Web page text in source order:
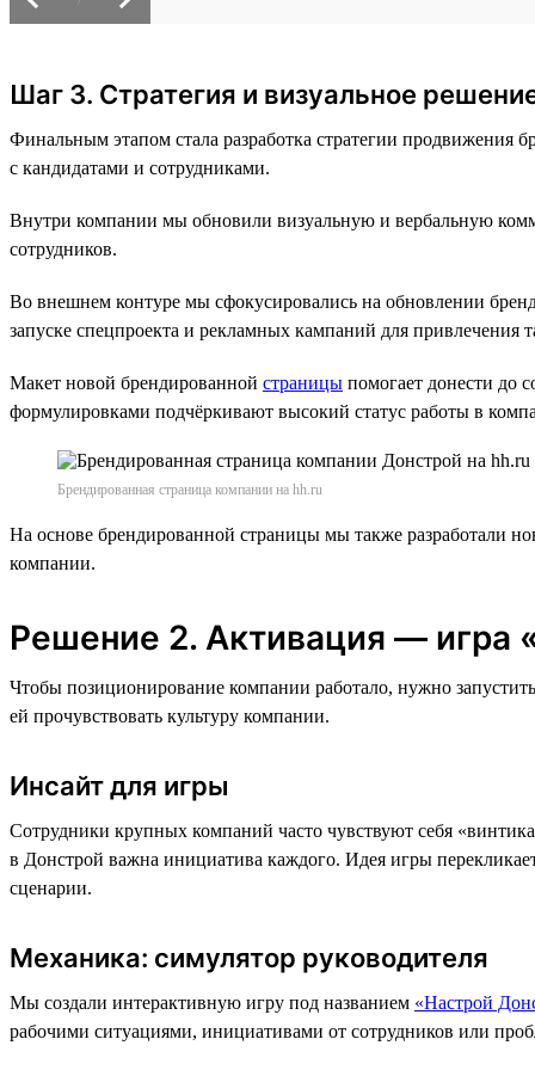
Шаг 3. Стратегия и визуальное
Финальным этапом стала разработка стратегии продвижения
с кандидатами и сотрудниками.
Внутри компании мы обновили визуальную и вербальную
сотрудников.
Во внешнем контуре мы сфокусировались на обновлении
запуске спецпроекта и рекламных кампаний для привлечения
Макет новой брендированной страницы помогает донести до
формулировками подчёркивают высокий статус работы в
Брендированная страница компании на hh.ru
На основе брендированной страницы мы также разработали
компании.
Решение 2. Активация — игра
Чтобы позиционирование компании работало, нужно
ей прочувствовать культуру компании.
Инсайт для игры
Сотрудники крупных компаний часто чувствуют себя
в Донстрой важна инициатива каждого. Идея игры
сценарии.
Механика: симулятор руководителя
Мы создали интерактивную игру под названием «Настрой
рабочими ситуациями, инициативами от сотрудников или